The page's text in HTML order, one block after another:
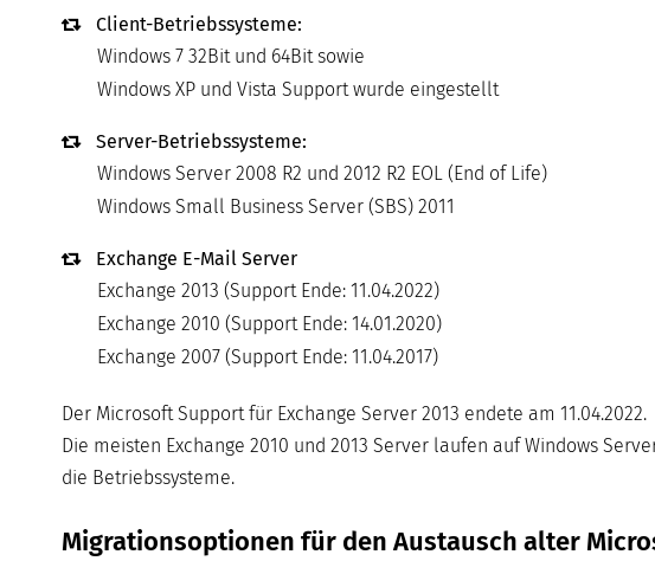
Client-Betriebssysteme:
Windows 7 32Bit und 64Bit sowie
Windows XP und Vista Support wurde eingestellt
Server-Betriebssysteme:
Windows Server 2008 R2 und 2012 R2 EOL (End of Life)
Windows Small Business Server (SBS) 2011
Exchange E-Mail Server
Exchange 2013 (Support Ende: 11.04.2022)
Exchange 2010 (Support Ende: 14.01.2020)
Exchange 2007 (Support Ende: 11.04.2017)
Der Microsoft Support für Exchange Server 2013 endete am 11.04.2022.
Die meisten Exchange 2010 und 2013 Server laufen auf Windows
die Betriebssysteme.
Migrationsoptionen für den Austausch alter